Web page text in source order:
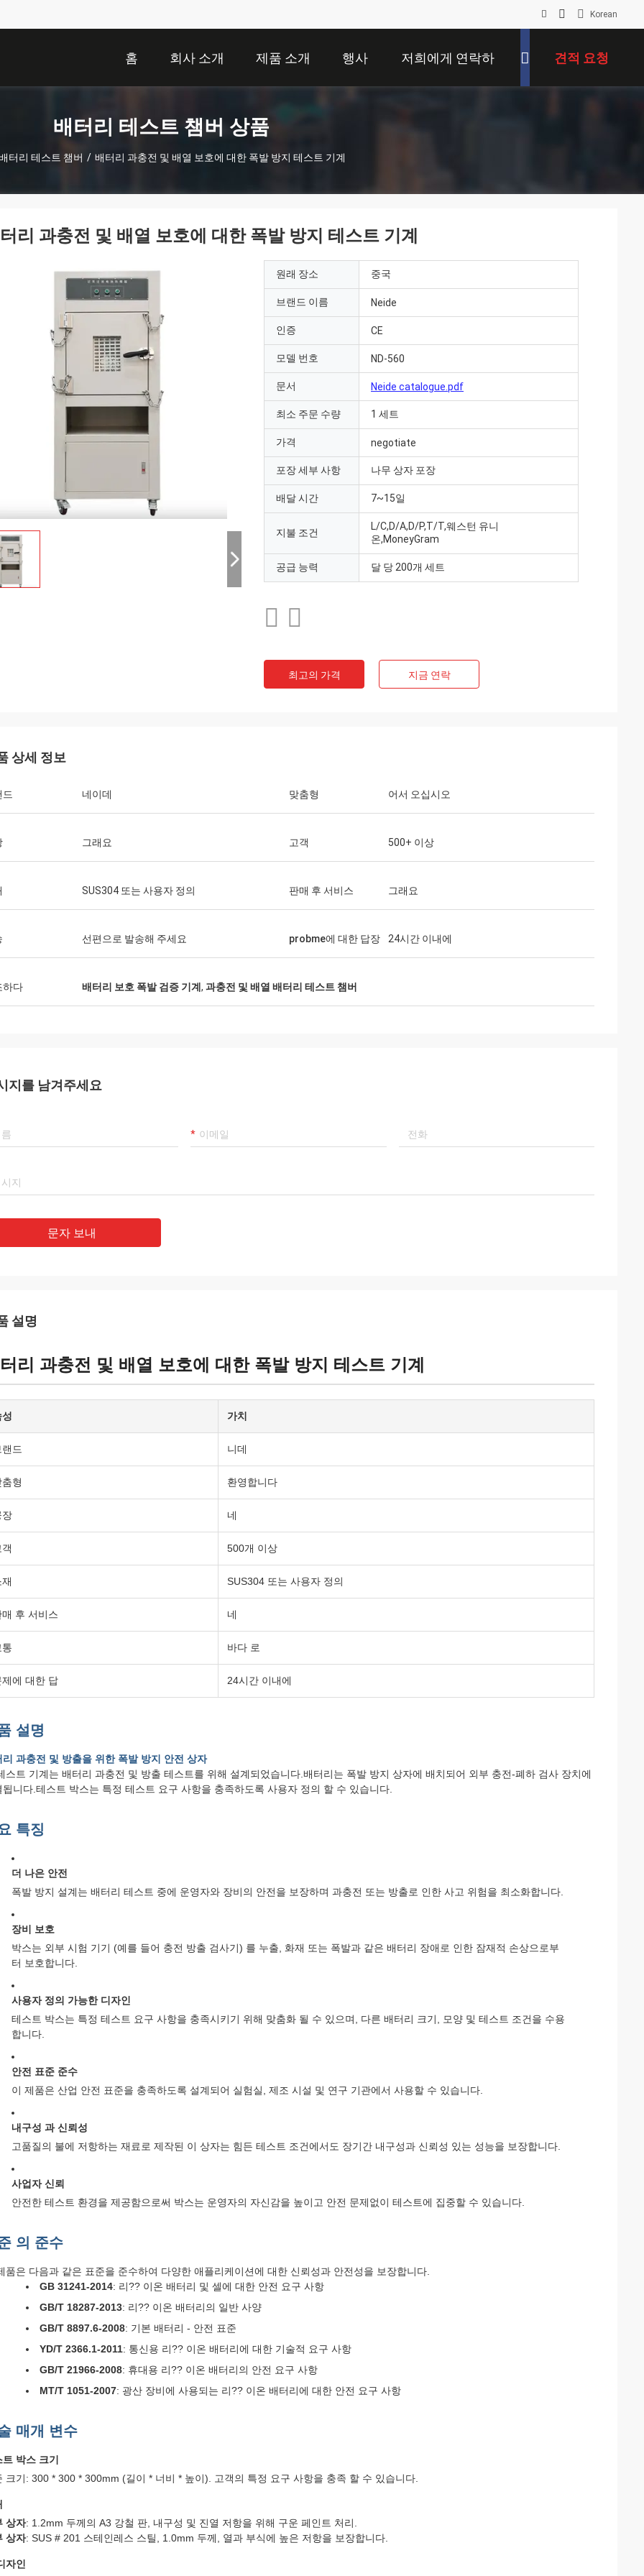
Korean
홈 회사 소개 제품 소개 행사 저희에게 연락하 견적 요청
배터리 테스트 챔버 상품
터리 테스트 챔버 / 배터리 과충전 및 배열 보호에 대한 폭발 방지 테스트 기계
판매자로부터 파견 된 상품을 받았
핑 경험에 매우 만족합니다. 첫째, 판
답합니다.그리고 상세한 제품 및 배
제공두 번째로, 상품의 패키지는
우리는 배터리 테스트 챔버를 받았습니다. 그
것은 훌륭하게 작동하고 있습니다. 우리는 그
별하는 것은 놀라운 판매 후 서비스입니다.그
들의 기술 팀은 개인적으로 해외에 우리의 공
다.. 그들은 정말로 장비에 대한 우리의 경험
제품의 품질은 매우 신뢰할 수 있습니다, 제
리 과충전 및 배열 보호에 대한 폭발 방지 테스트 기계
원래 장소 중국
브랜드 이름 Neide
인증 CE
모델 번호 ND-560
문서 Neide catalogue.pdf
최소 주문 수량 1 세트
가격 negotiate
포장 세부 사항 나무 상자 포장
배달 시간 7~15일
지불 조건
L/C,D/A,D/P,T/T,웨스턴 유니
온,MoneyGram
공급 능력 달 당 200개 세트
최고의 가격 지금 연락
상세 정보
드 네이데 맞춤형 어서 오십시오
그래요 고객 500+ 이상
SUS304 또는 사용자 정의 판매 후 서비스 그래요
선편으로 발송해 주세요 probme에 대한 답장 24시간 이내에
하다 배터리 보호 폭발 검증 기계 , 과충전 및 배열 배터리 테스트 챔버
지를 남겨주세요
문자 보내
설명
리 과충전 및 배열 보호에 대한 폭발 방지 테스트 기계
가치
드 니데
형 환영합니다
장 네
500개 이상
SUS304 또는 사용자 정의
매 후 서비스 네
바다 로
제에 대한 답 24시간 이내에
설명
리 과충전 및 방출을 위한 폭발 방지 안전 상자
스트 기계는 배터리 과충전 및 방출 테스트를 위해 설계되었습니다.배터리는 폭발 방지 상자에 배치되어 외부 충전-폐하 검사 장치에
됩니다.테스트 박스는 특정 테스트 요구 사항을 충족하도록 사용자 정의 할 수 있습니다.
특징
더 나은 안전
폭발 방지 설계는 배터리 테스트 중에 운영자와 장비의 안전을 보장하며 과충전 또는 방출로 인한 사고 위험을 최소화합니다.
장비 보호
박스는 외부 시험 기기 (예를 들어 충전 방출 검사기) 를 누출, 화재 또는 폭발과 같은 배터리 장애로 인한 잠재적 손상으로부
터 보호합니다.
사용자 정의 가능한 디자인
테스트 박스는 특정 테스트 요구 사항을 충족시키기 위해 맞춤화 될 수 있으며, 다른 배터리 크기, 모양 및 테스트 조건을 수용
합니다.
안전 표준 준수
이 제품은 산업 안전 표준을 충족하도록 설계되어 실험실, 제조 시설 및 연구 기관에서 사용할 수 있습니다.
내구성 과 신뢰성
고품질의 불에 저항하는 재료로 제작된 이 상자는 힘든 테스트 조건에서도 장기간 내구성과 신뢰성 있는 성능을 보장합니다.
사업자 신뢰
안전한 테스트 환경을 제공함으로써 박스는 운영자의 자신감을 높이고 안전 문제없이 테스트에 집중할 수 있습니다.
의 준수
품은 다음과 같은 표준을 준수하여 다양한 애플리케이션에 대한 신뢰성과 안전성을 보장합니다.
GB 31241-2014: 리?? 이온 배터리 및 셀에 대한 안전 요구 사항
GB/T 18287-2013: 리?? 이온 배터리의 일반 사양
GB/T 8897.6-2008: 기본 배터리 - 안전 표준
YD/T 2366.1-2011: 통신용 리?? 이온 배터리에 대한 기술적 요구 사항
GB/T 21966-2008: 휴대용 리?? 이온 배터리의 안전 요구 사항
MT/T 1051-2007: 광산 장비에 사용되는 리?? 이온 배터리에 대한 안전 요구 사항
매개 변수
박스 크기
크기: 300 * 300 * 300mm (길이 * 너비 * 높이). 고객의 특정 요구 사항을 충족 할 수 있습니다.
상자: 1.2mm 두께의 A3 강철 판, 내구성 및 진열 저항을 위해 구운 페인트 처리.
상자: SUS # 201 스테인레스 스틸, 1.0mm 두께, 열과 부식에 높은 저항을 보장합니다.
자인